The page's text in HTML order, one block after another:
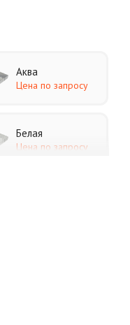
Аква
Цена по запросу
Белая
Цена по запросу